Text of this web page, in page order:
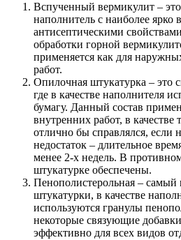
Вспученный вермикулит –
наполнитель с наиболее
антисептическими
обработки горной
применяется как для
работ.
Опилочная штукатурка – это
где в качестве наполнителя
бумагу. Данный состав
внутренних работ, в качестве
отлично бы справлялся, если
недостаток – длительное
менее 2-х недель. В
штукатурке обеспечены.
Пенополистерольная –
штукатурки, в качестве
используются гранулы
некоторые связующие
эффективно для всех видов